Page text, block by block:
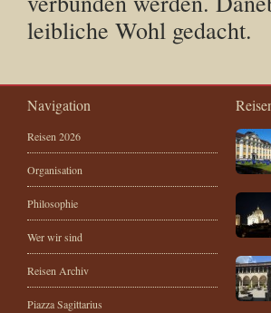
leibliche Wohl gedacht.
Navigation
Reisen 2026
Organisation
Philosophie
Wer wir sind
Reisen Archiv
Piazza Sagittarius